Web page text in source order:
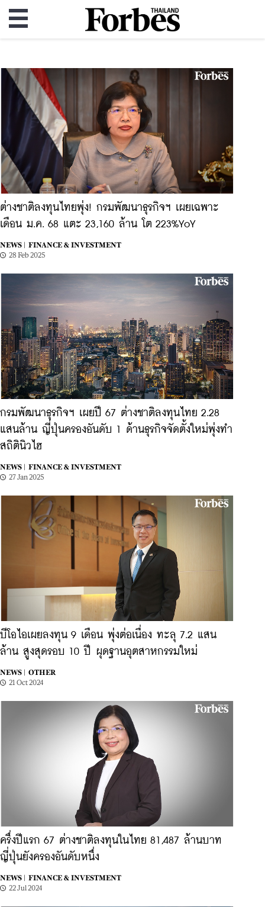
ต่างชาติลงทุนไทยพุ่ง! กรมพัฒนาธุรกิจฯ เผยเฉพาะ
เดือน ม.ค. 68 แตะ 23,160 ล้าน โต 223%YoY
NEWS |
FINANCE & INVESTMENT
28 Feb 2025
กรมพัฒนาธุรกิจฯ เผยปี 67 ต่างชาติลงทุนไทย 2.28
แสนล้าน ญี่ปุ่นครองอันดับ 1 ด้านธุรกิจจัดตั้งใหม่พุ่งทำ
สถิตินิวไฮ
NEWS |
FINANCE & INVESTMENT
27 Jan 2025
บีโอไอเผยลงทุน 9 เดือน พุ่งต่อเนื่อง ทะลุ 7.2 แสน
ล้าน สูงสุดรอบ 10 ปี ผุดฐานอุตสาหกรรมใหม่
NEWS |
OTHER
21 Oct 2024
ครึ่งปีแรก 67 ต่างชาติลงทุนในไทย 81,487 ล้านบาท
ญี่ปุ่นยังครองอันดับหนึ่ง
NEWS |
FINANCE & INVESTMENT
22 Jul 2024